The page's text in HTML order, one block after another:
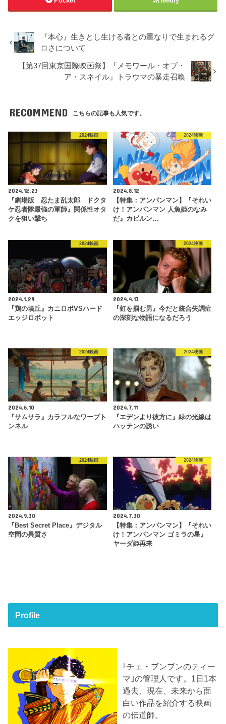
『本心』生きとし生ける者との重なりで生まれるグ
ロさについて
【第37回東京国際映画祭】『メモワール・オブ・
ア・スネイル』トラウマの暴走召喚
RECOMMEND こちらの記事も人気です。
2024映画
2024.12.23
『劇場版 忍たま乱太郎 ドクタ
ケ忍者隊最強の軍師』関係性オタ
クを狙い撃ち
2024映画
2024.8.12
【特集：アンパンマン】『それい
け！アンパンマン 人魚姫のなみ
だ』カビルン…
2024映画
2024.1.29
『鶏の墳丘』カニロボVSハード
エッジロボット
2024映画
2024.4.13
『虹を掴む男』今だと統合失調症
の深刻な物語になるだろう
2024映画
2024.6.10
『サムサラ』カラフルなワープト
ンネル
2024映画
2024.7.11
『エデンより彼方に』緑の光線は
ハッテンの誘い
2024映画
2024.9.30
『Best Secret Place』デジタル
空間の異質さ
2024映画
2024.7.30
【特集：アンパンマン】『それい
け！アンパンマン ゴミラの星』
ヤーダ姫再来
Profile
｢チェ・ブンブンのティー
マ｣の管理人です。1日1本
過去、現在、未来から面
白い作品を紹介する映画
の伝道師。